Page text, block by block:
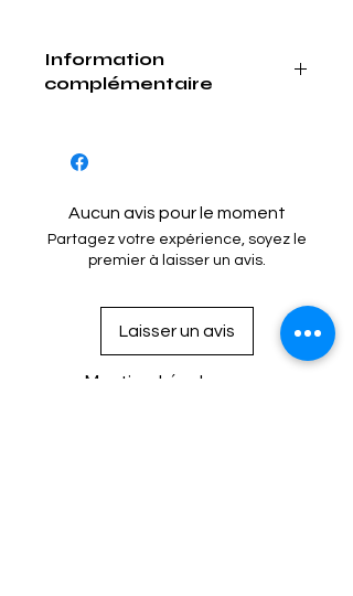
Information
complémentaire
Aucun avis pour le moment
Partagez votre expérience, soyez le
premier à laisser un avis.
Laisser un avis
Mention Légale